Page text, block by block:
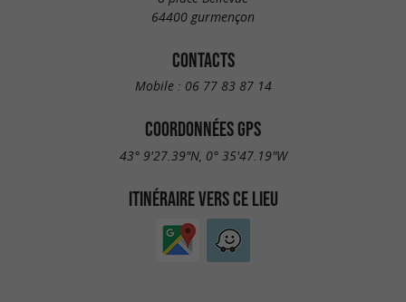
64400 gurmençon
CONTACTS
Mobile : 06 77 83 87 14
COORDONNÉES GPS
43° 9'27.39"N, 0° 35'47.19"W
ITINÉRAIRE VERS CE LIEU